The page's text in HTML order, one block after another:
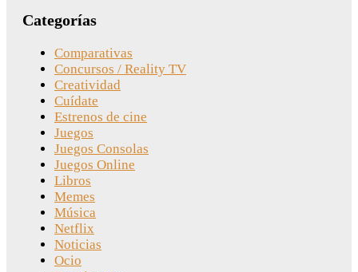
Categorías
Comparativas
Concursos / Reality TV
Creatividad
Cuídate
Estrenos de cine
Juegos
Juegos Consolas
Juegos Online
Libros
Memes
Música
Netflix
Noticias
Ocio